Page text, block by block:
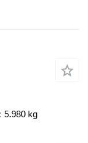
5.980 kg